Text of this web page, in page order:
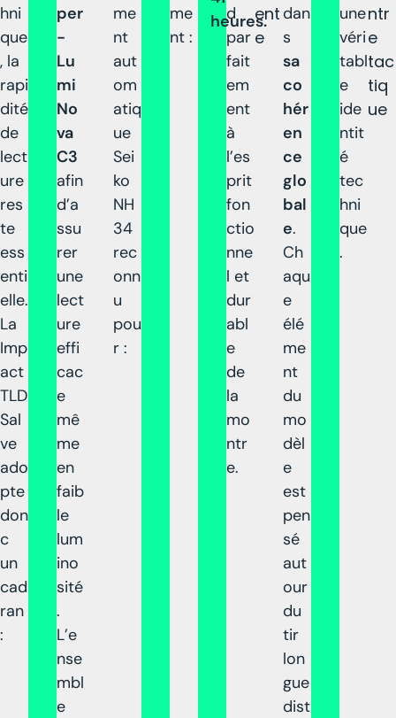
hni
que
, la
rapi
dité
de
lect
ure
res
te
ess
enti
elle.
La
Imp
act
TLD
Sal
ve
ado
pte
don
c
un
cad
ran
:
per
-
Lu
mi
No
va
C3
afin
d’a
ssu
rer
une
lect
ure
effi
cac
e
mê
me
en
faib
le
lum
ino
sité
.
L’e
nse
mbl
e
me
nt
aut
om
atiq
ue
Sei
ko
NH
34
rec
onn
u
pou
r :
me
nt :
heures.
d
par
fait
em
ent
à
l’es
prit
fon
ctio
nne
l et
dur
abl
e
de
la
mo
ntr
e.
ent
e
dan
s
sa
co
hér
en
ce
glo
bal
e.
Ch
aqu
e
élé
me
nt
du
mo
dèl
e
est
pen
sé
aut
our
du
tir
lon
gue
dist
une
véri
tabl
e
ide
ntit
é
tec
hni
que
.
ntr
e
tac
tiq
ue